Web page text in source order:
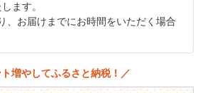
ます。
、お届けまでにお時間をいただく場合
増やしてふるさと納税！／